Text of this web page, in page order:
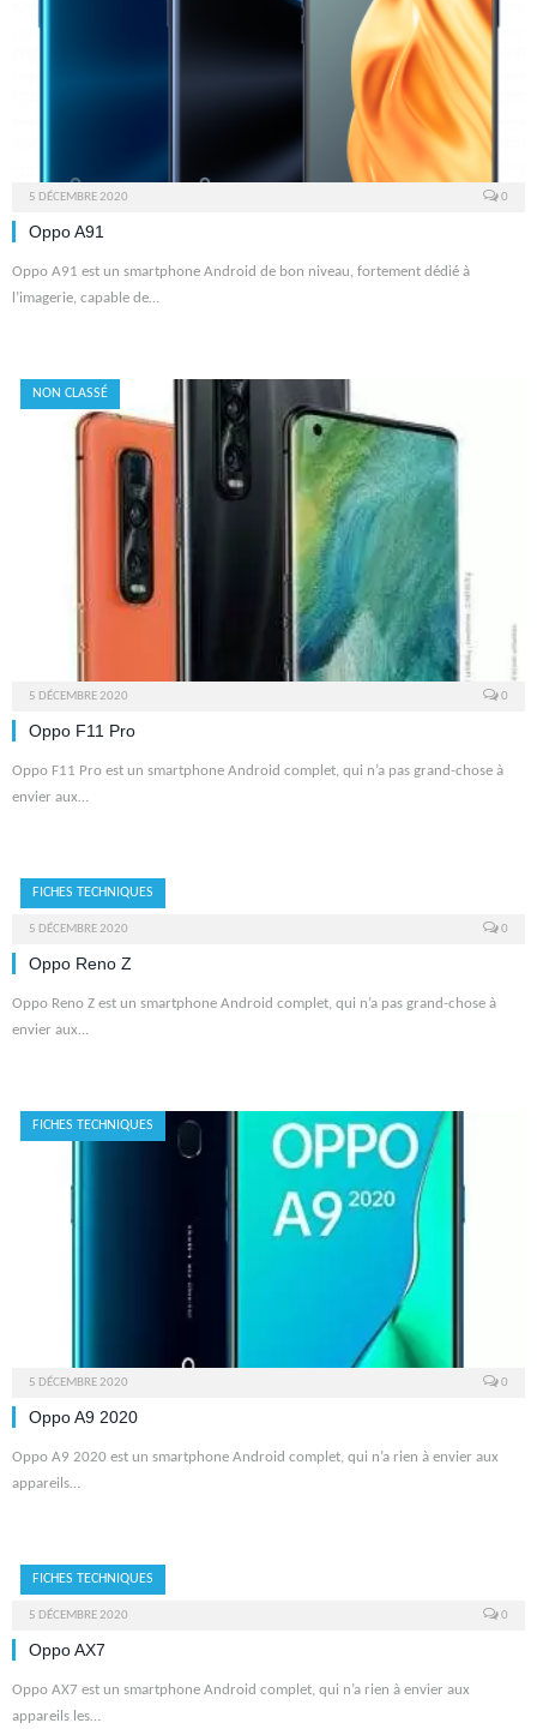
5 DÉCEMBRE 2020 0
Oppo A91
Oppo A91 est un smartphone Android de bon niveau, fortement dédié à
l’imagerie, capable de…
NON CLASSÉ
5 DÉCEMBRE 2020 0
Oppo F11 Pro
Oppo F11 Pro est un smartphone Android complet, qui n’a pas grand-chose à
envier aux…
FICHES TECHNIQUES
5 DÉCEMBRE 2020 0
Oppo Reno Z
Oppo Reno Z est un smartphone Android complet, qui n’a pas grand-chose à
envier aux…
FICHES TECHNIQUES
5 DÉCEMBRE 2020 0
Oppo A9 2020
Oppo A9 2020 est un smartphone Android complet, qui n’a rien à envier aux
appareils…
FICHES TECHNIQUES
5 DÉCEMBRE 2020 0
Oppo AX7
Oppo AX7 est un smartphone Android complet, qui n’a rien à envier aux
appareils les…